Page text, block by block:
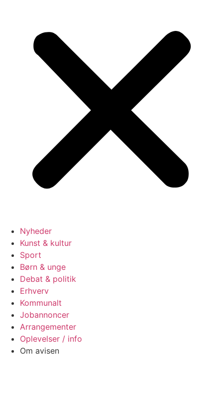
Nyheder
Kunst & kultur
Sport
Børn & unge
Debat & politik
Erhverv
Kommunalt
Jobannoncer
Arrangementer
Oplevelser / info
Om avisen